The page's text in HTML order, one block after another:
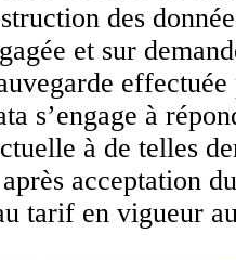
des
et sur
s’engage à
à de telles
acceptation du
tarif en vigueur